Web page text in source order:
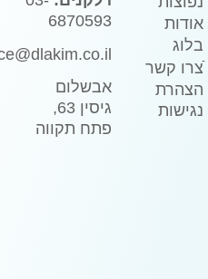
אודות
בלוג
ֿצרו קשר
הצהרת
נגישות
6870593
אבשלום
גיסין 63,
פתח תקווה